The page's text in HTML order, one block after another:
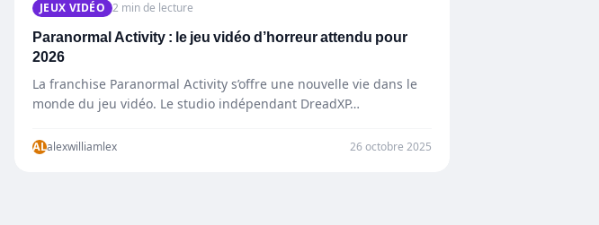
JEUX VIDÉO 2 min de lecture
Paranormal Activity : le jeu vidéo d’horreur attendu pour
2026
La franchise Paranormal Activity s’offre une nouvelle vie dans le
monde du jeu vidéo. Le studio indépendant DreadXP…
ALalexwilliamlex 26 octobre 2025